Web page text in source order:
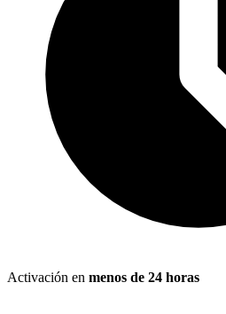
Activación en menos de 24 horas